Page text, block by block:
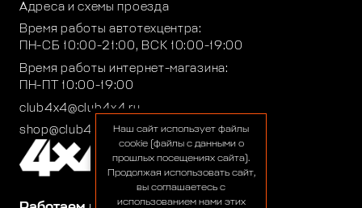
Адреса и схемы проезда
Время работы автотехцентра:
ПН-СБ 10:00-21:00, ВСК 10:00-19:00
Время работы интернет-магазина:
ПН-ПТ 10:00-19:00
club4x4@club4x4.ru
shop@club4x4.ruНаш сайт использует файлы
cookie (файлы с данными о
прошлых посещениях сайта).
Продолжая использовать сайт,
вы соглашаетесь с
использованием нами этих